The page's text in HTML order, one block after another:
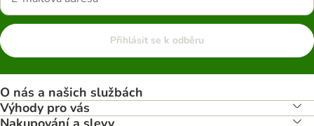
Přihlásit se k odběru
O nás a našich službách
Výhody pro vás